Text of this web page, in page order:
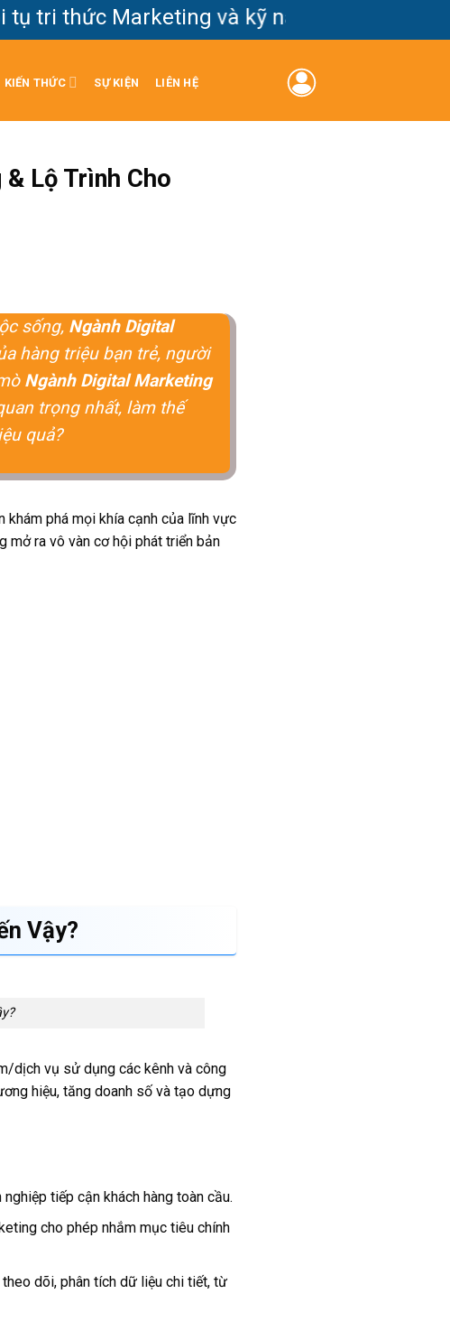
Marketing và kỹ năng thực chiến cho thế
KIẾN THỨC SỰ KIỆN LIÊN HỆ
Lộ Trình Cho
sống, Ngành Digital
hàng triệu bạn trẻ, người
Ngành Digital Marketing
trọng nhất, làm thế
quả?
khám phá mọi khía cạnh của lĩnh vực
mở ra vô vàn cơ hội phát triển bản
Vậy?
dịch vụ sử dụng các kênh và công
hiệu, tăng doanh số và tạo dựng
tiếp cận khách hàng toàn cầu.
cho phép nhắm mục tiêu chính
dõi, phân tích dữ liệu chi tiết, từ